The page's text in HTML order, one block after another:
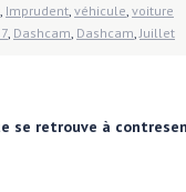
Imprudent véhicule voiture
Dashcam Dashcam Juillet
se retrouve à